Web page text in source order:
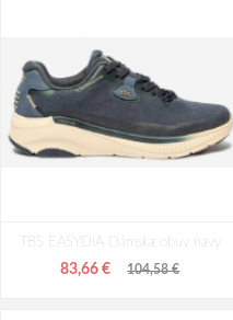
TBS EASYDIA Dámska obuv navy
83,66 € 104,58 €